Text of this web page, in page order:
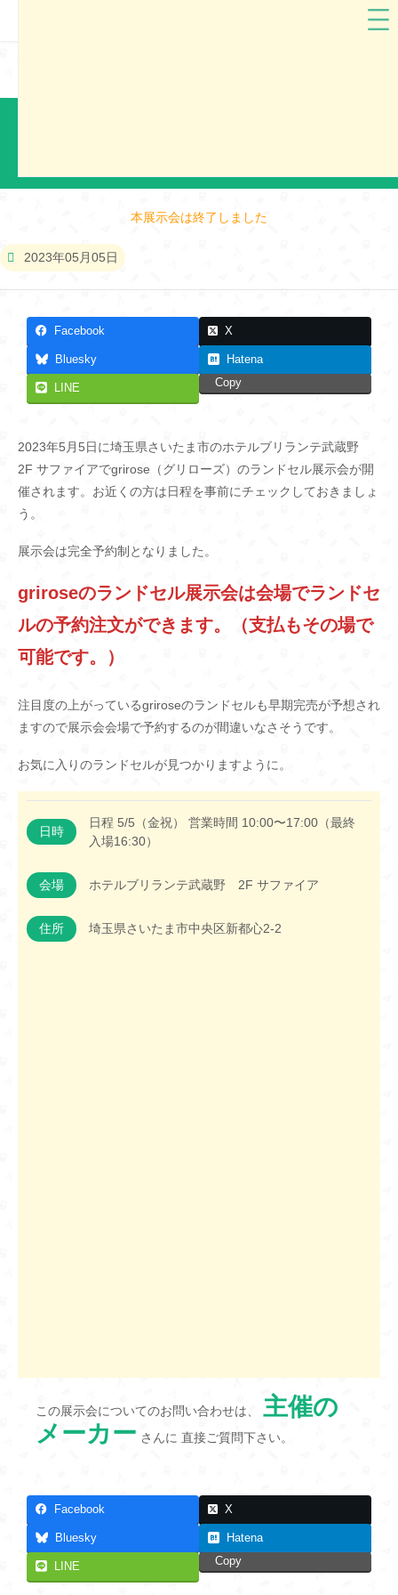
本展示会は終了しました
2023年05月05日
Facebook X
Bluesky Hatena
LINE Copy
2023年5月5日に埼玉県さいたま市のホテルブリランテ武蔵野
2F サファイアでgrirose（グリローズ）のランドセル展示会が開
催されます。お近くの方は日程を事前にチェックしておきましょ
う。
展示会は完全予約制となりました。
griroseのランドセル展示会は会場でランドセ
ルの予約注文ができます。（支払もその場で
可能です。）
注目度の上がっているgriroseのランドセルも早期完売が予想され
ますので展示会会場で予約するのが間違いなさそうです。
お気に入りのランドセルが見つかりますように。
日時
日程 5/5（金祝） 営業時間 10:00〜17:00（最終
入場16:30）
会場 ホテルブリランテ武蔵野 2F サファイア
住所 埼玉県さいたま市中央区新都心2-2
この展示会についてのお問い合わせは、 主催の
メーカー さんに 直接ご質問下さい。
Facebook X
Bluesky Hatena
LINE Copy